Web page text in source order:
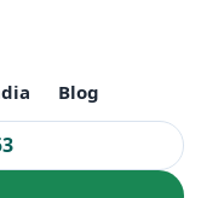
Blog